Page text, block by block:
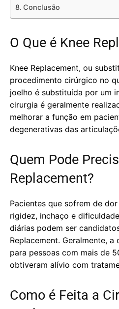
Conclusão
O Que é Knee
Knee Replacement, ou
procedimento cirúrgico no
joelho é substituída por um
cirurgia é geralmente
melhorar a função em
degenerativas das
Quem Pode
Replacement?
Pacientes que sofrem de
rigidez, inchaço e
diárias podem ser
Replacement. Geralmente,
para pessoas com mais de
obtiveram alívio com
Como é Feita a